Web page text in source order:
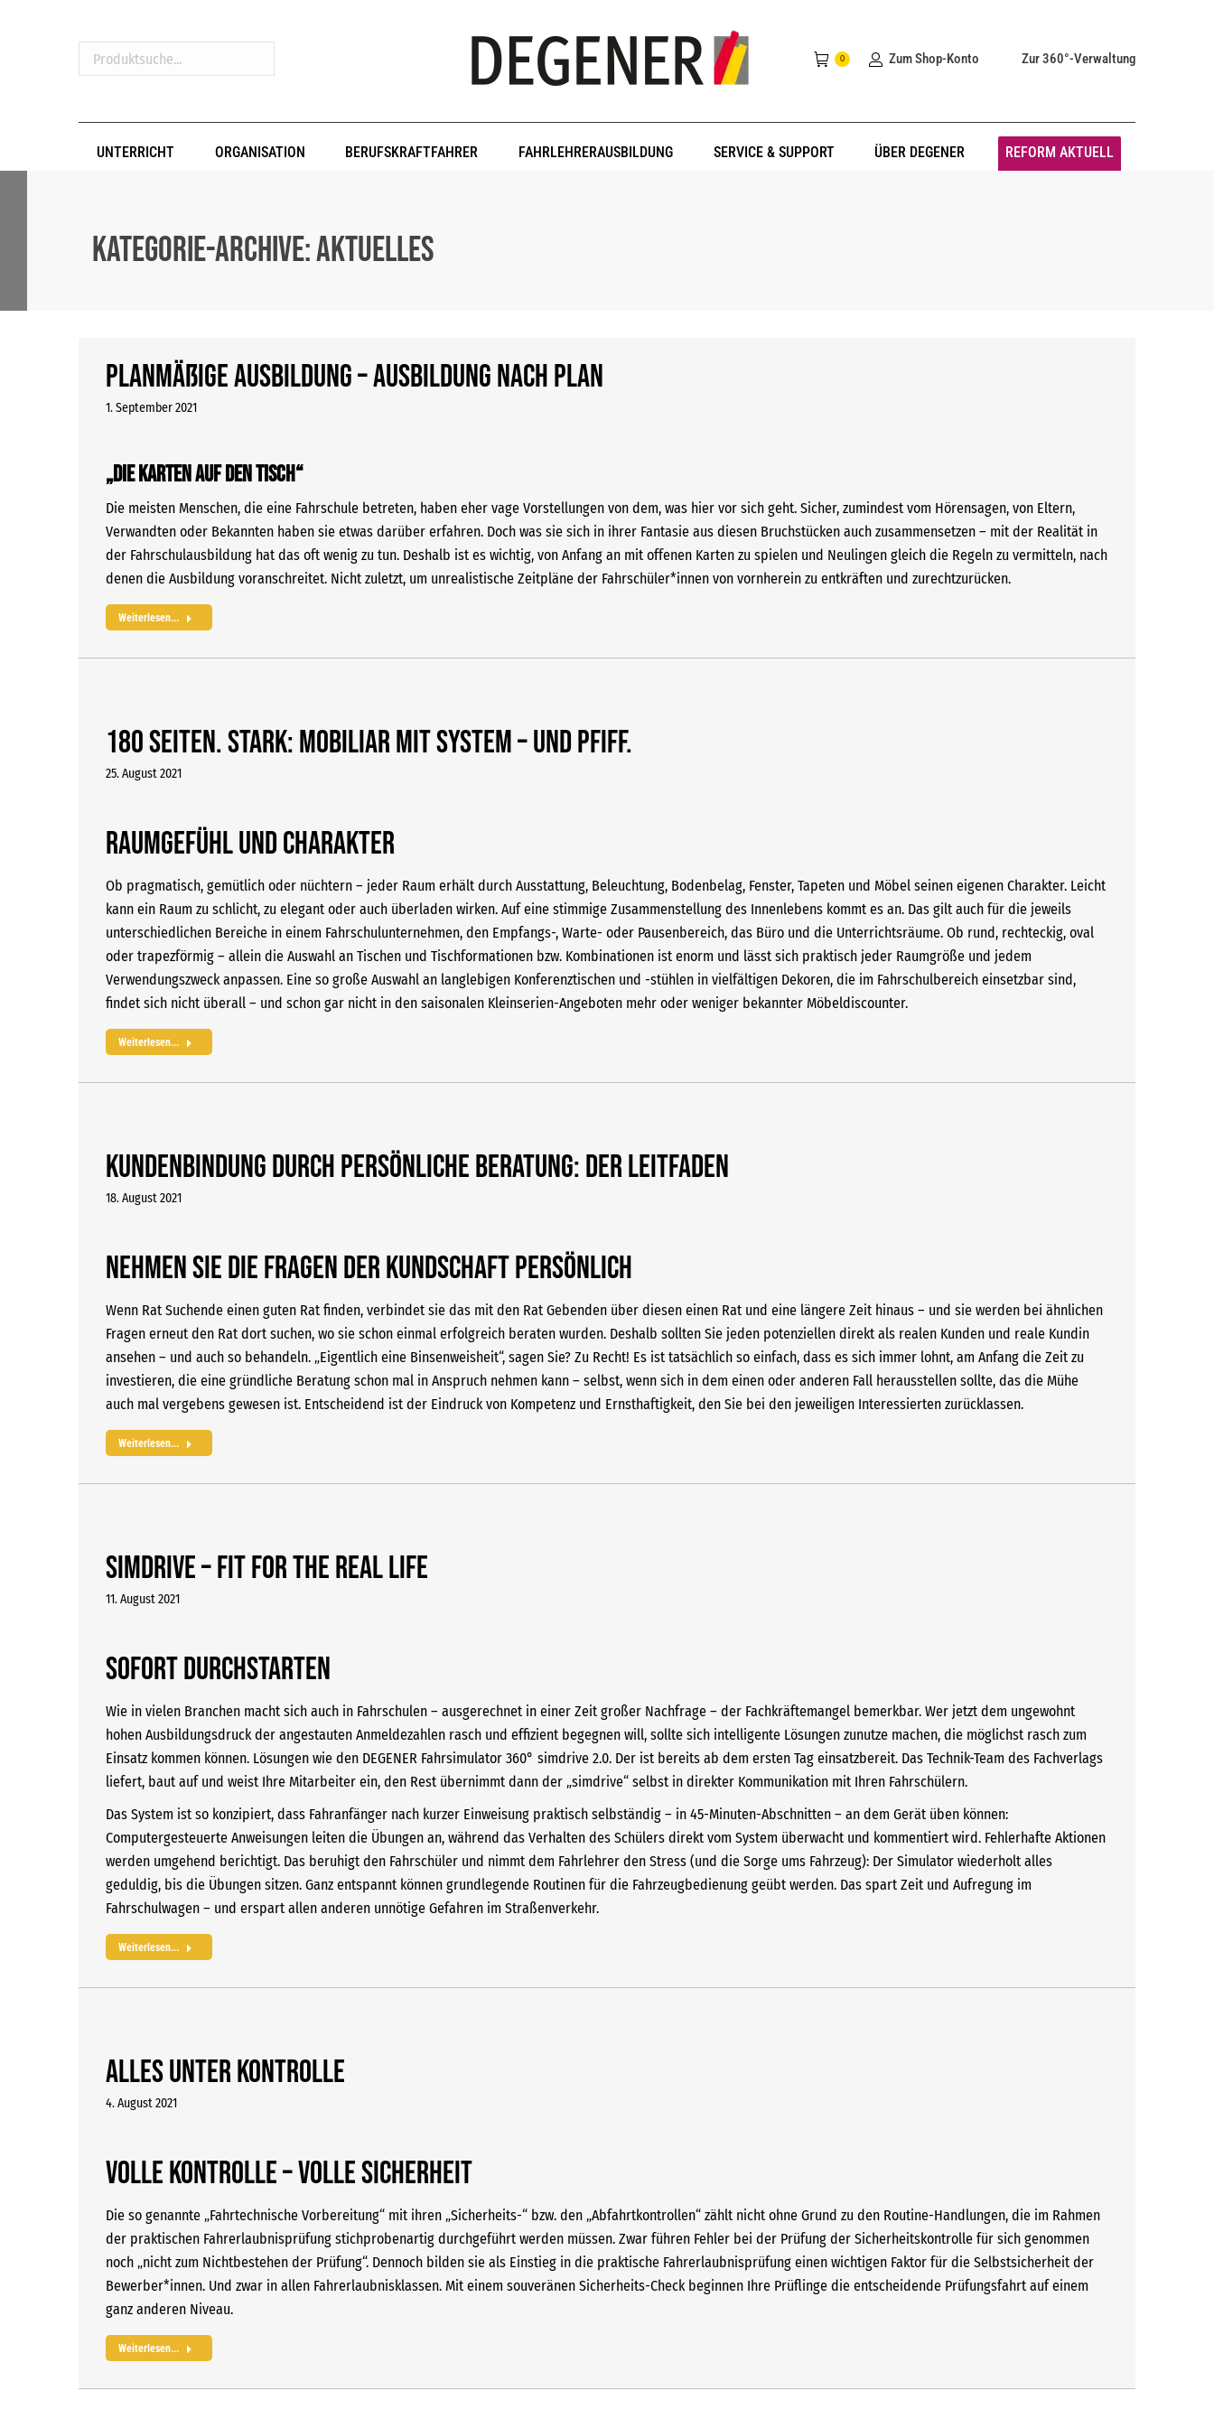
Produktsuche...
0 Zum Shop-Konto Zur 360°-Verwaltung
UNTERRICHT ORGANISATION BERUFSKRAFTFAHRER FAHRLEHRERAUSBILDUNG SERVICE & SUPPORT ÜBER DEGENER REFORM AKTUELL
Kategorie-Archive:Aktuelles
Planmäßige Ausbildung – Ausbildung nach Plan
1. September 2021
„Die Karten auf den Tisch“
Die meisten Menschen, die eine Fahrschule betreten, haben eher vage Vorstellungen von dem, was hier vor sich geht. Sicher, zumindest vom Hörensagen, von Eltern,
Verwandten oder Bekannten haben sie etwas darüber erfahren. Doch was sie sich in ihrer Fantasie aus diesen Bruchstücken auch zusammensetzen – mit der Realität in
der Fahrschulausbildung hat das oft wenig zu tun. Deshalb ist es wichtig, von Anfang an mit offenen Karten zu spielen und Neulingen gleich die Regeln zu vermitteln, nach
denen die Ausbildung voranschreitet. Nicht zuletzt, um unrealistische Zeitpläne der Fahrschüler*innen von vornherein zu entkräften und zurechtzurücken.
Weiterlesen...
180 Seiten. Stark: Mobiliar mit System – und Pfiff.
25. August 2021
Raumgefühl und Charakter
Ob pragmatisch, gemütlich oder nüchtern – jeder Raum erhält durch Ausstattung, Beleuchtung, Bodenbelag, Fenster, Tapeten und Möbel seinen eigenen Charakter. Leicht
kann ein Raum zu schlicht, zu elegant oder auch überladen wirken. Auf eine stimmige Zusammenstellung des Innenlebens kommt es an. Das gilt auch für die jeweils
unterschiedlichen Bereiche in einem Fahrschulunternehmen, den Empfangs-, Warte- oder Pausenbereich, das Büro und die Unterrichtsräume. Ob rund, rechteckig, oval
oder trapezförmig – allein die Auswahl an Tischen und Tischformationen bzw. Kombinationen ist enorm und lässt sich praktisch jeder Raumgröße und jedem
Verwendungszweck anpassen. Eine so große Auswahl an langlebigen Konferenztischen und -stühlen in vielfältigen Dekoren, die im Fahrschulbereich einsetzbar sind,
findet sich nicht überall – und schon gar nicht in den saisonalen Kleinserien-Angeboten mehr oder weniger bekannter Möbeldiscounter.
Weiterlesen...
Kundenbindung durch persönliche Beratung: Der Leitfaden
18. August 2021
Nehmen Sie die Fragen der Kundschaft persönlich
Wenn Rat Suchende einen guten Rat finden, verbindet sie das mit den Rat Gebenden über diesen einen Rat und eine längere Zeit hinaus – und sie werden bei ähnlichen
Fragen erneut den Rat dort suchen, wo sie schon einmal erfolgreich beraten wurden. Deshalb sollten Sie jeden potenziellen direkt als realen Kunden und reale Kundin
ansehen – und auch so behandeln. „Eigentlich eine Binsenweisheit“, sagen Sie? Zu Recht! Es ist tatsächlich so einfach, dass es sich immer lohnt, am Anfang die Zeit zu
investieren, die eine gründliche Beratung schon mal in Anspruch nehmen kann – selbst, wenn sich in dem einen oder anderen Fall herausstellen sollte, das die Mühe
auch mal vergebens gewesen ist. Entscheidend ist der Eindruck von Kompetenz und Ernsthaftigkeit, den Sie bei den jeweiligen Interessierten zurücklassen.
Weiterlesen...
SIMDRIVE – FIT FOR THE REAL LIFE
11. August 2021
Sofort durchstarten
Wie in vielen Branchen macht sich auch in Fahrschulen – ausgerechnet in einer Zeit großer Nachfrage – der Fachkräftemangel bemerkbar. Wer jetzt dem ungewohnt
hohen Ausbildungsdruck der angestauten Anmeldezahlen rasch und effizient begegnen will, sollte sich intelligente Lösungen zunutze machen, die möglichst rasch zum
Einsatz kommen können. Lösungen wie den DEGENER Fahrsimulator 360° simdrive 2.0. Der ist bereits ab dem ersten Tag einsatzbereit. Das Technik-Team des Fachverlags
liefert, baut auf und weist Ihre Mitarbeiter ein, den Rest übernimmt dann der „simdrive“ selbst in direkter Kommunikation mit Ihren Fahrschülern.
Das System ist so konzipiert, dass Fahranfänger nach kurzer Einweisung praktisch selbständig – in 45-Minuten-Abschnitten – an dem Gerät üben können:
Computergesteuerte Anweisungen leiten die Übungen an, während das Verhalten des Schülers direkt vom System überwacht und kommentiert wird. Fehlerhafte Aktionen
werden umgehend berichtigt. Das beruhigt den Fahrschüler und nimmt dem Fahrlehrer den Stress (und die Sorge ums Fahrzeug): Der Simulator wiederholt alles
geduldig, bis die Übungen sitzen. Ganz entspannt können grundlegende Routinen für die Fahrzeugbedienung geübt werden. Das spart Zeit und Aufregung im
Fahrschulwagen – und erspart allen anderen unnötige Gefahren im Straßenverkehr.
Weiterlesen...
Alles unter Kontrolle
4. August 2021
Volle Kontrolle – volle Sicherheit
Die so genannte „Fahrtechnische Vorbereitung“ mit ihren „Sicherheits-“ bzw. den „Abfahrtkontrollen“ zählt nicht ohne Grund zu den Routine-Handlungen, die im Rahmen
der praktischen Fahrerlaubnisprüfung stichprobenartig durchgeführt werden müssen. Zwar führen Fehler bei der Prüfung der Sicherheitskontrolle für sich genommen
noch „nicht zum Nichtbestehen der Prüfung“. Dennoch bilden sie als Einstieg in die praktische Fahrerlaubnisprüfung einen wichtigen Faktor für die Selbstsicherheit der
Bewerber*innen. Und zwar in allen Fahrerlaubnisklassen. Mit einem souveränen Sicherheits-Check beginnen Ihre Prüflinge die entscheidende Prüfungsfahrt auf einem
ganz anderen Niveau.
Weiterlesen...